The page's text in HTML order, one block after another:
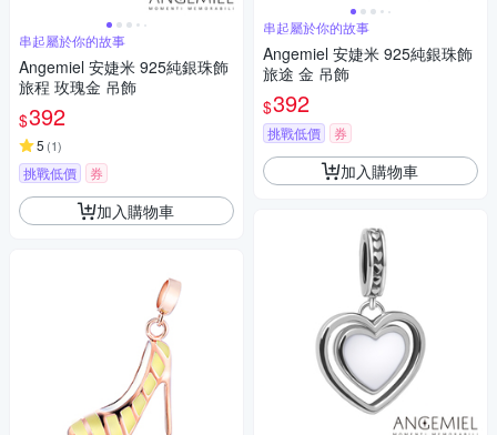
串起屬於你的故事
Angemiel 安婕米 925純銀珠飾
旅程 玫瑰金 吊飾
$392
5 (1)
挑戰低價 券
加入購物車
串起屬於你的故事
Angemiel 安婕米 925純銀珠飾
旅途 金 吊飾
$392
挑戰低價 券
加入購物車